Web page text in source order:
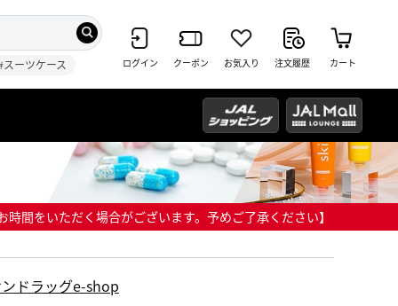
スーツケース ログイン クーポン お気入り 注文履歴 カート
間をいただく場合がございます。予めご了承ください】
ドラッグe-shop